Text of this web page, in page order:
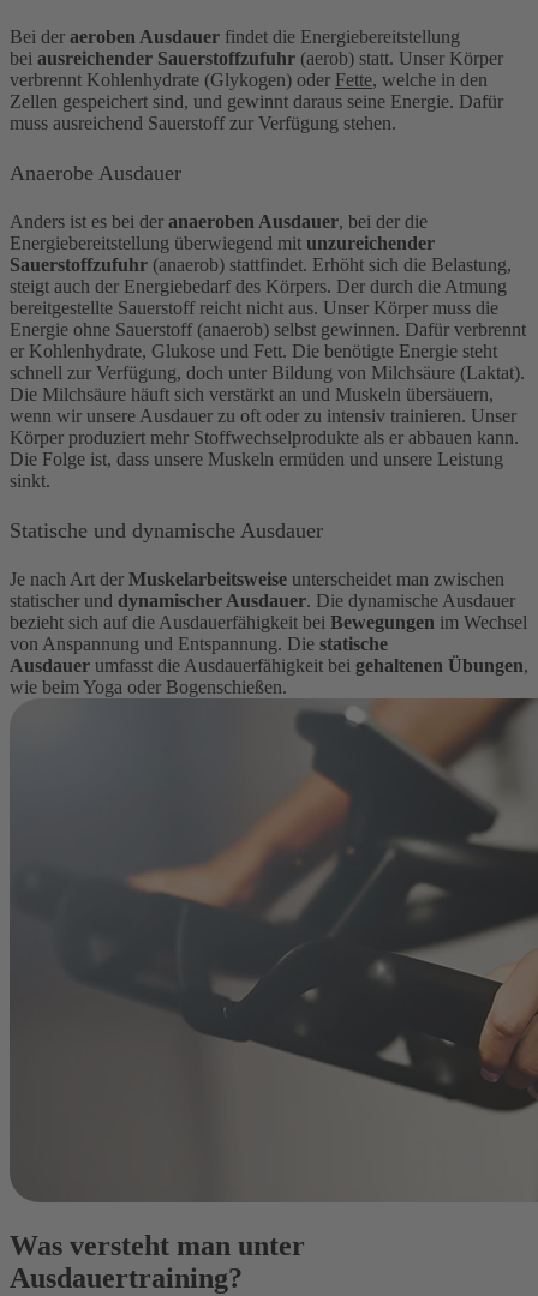
Bei der aeroben Ausdauer findet die Energiebereitstellung
bei ausreichender Sauerstoffzufuhr (aerob) statt. Unser Körper
verbrennt Kohlenhydrate (Glykogen) oder Fette, welche in den
Zellen gespeichert sind, und gewinnt daraus seine Energie. Dafür
muss ausreichend Sauerstoff zur Verfügung stehen.
Anaerobe Ausdauer
Anders ist es bei der anaeroben Ausdauer, bei der die
Energiebereitstellung überwiegend mit unzureichender
Sauerstoffzufuhr (anaerob) stattfindet. Erhöht sich die Belastung,
steigt auch der Energiebedarf des Körpers. Der durch die Atmung
bereitgestellte Sauerstoff reicht nicht aus. Unser Körper muss die
Energie ohne Sauerstoff (anaerob) selbst gewinnen. Dafür verbrennt
er Kohlenhydrate, Glukose und Fett. Die benötigte Energie steht
schnell zur Verfügung, doch unter Bildung von Milchsäure (Laktat).
Die Milchsäure häuft sich verstärkt an und Muskeln übersäuern,
wenn wir unsere Ausdauer zu oft oder zu intensiv trainieren. Unser
Körper produziert mehr Stoffwechselprodukte als er abbauen kann.
Die Folge ist, dass unsere Muskeln ermüden und unsere Leistung
sinkt.
Statische und dynamische Ausdauer
Je nach Art der Muskelarbeitsweise unterscheidet man zwischen
statischer und dynamischer Ausdauer. Die dynamische Ausdauer
bezieht sich auf die Ausdauerfähigkeit bei Bewegungen im Wechsel
von Anspannung und Entspannung. Die statische
Ausdauer umfasst die Ausdauerfähigkeit bei gehaltenen Übungen,
wie beim Yoga oder Bogenschießen.
Was versteht man unter
Ausdauertraining?